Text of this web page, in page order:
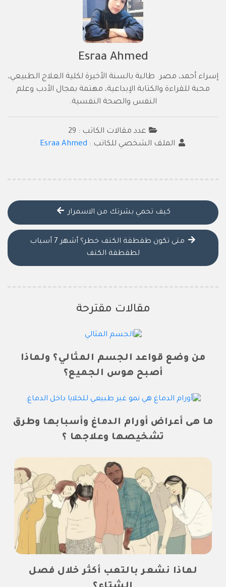
Esraa Ahmed
إسراء أحمد، مصر. طالبة بالسنة الأخيرة لكلية العلاج الطبيعي،
محبة للقراءة والكتابة الإبداعية، مهتمة بمجال الأدب وعلم
النفس والصحة النفسية.
عدد مقالات الكاتب : 29
الملف الشخصي للكاتب : Esraa Ahmed
كيف تحمي بشرتك من الاسمرار
متى تكون طقطقة الكتف خطر؟ أشهر 7 أسباب
لطقطقة الكتف
مقالات مقترحة
من وضع قواعد الجسم المثالي؟ ولماذا
أصبح هوس الجميع؟
ما هى أعراض أورام الدماغ وأسبابها وطرق
تشخيصها وعلاجها ؟
لماذا نشعر بالتعب أكثر خلال فصل